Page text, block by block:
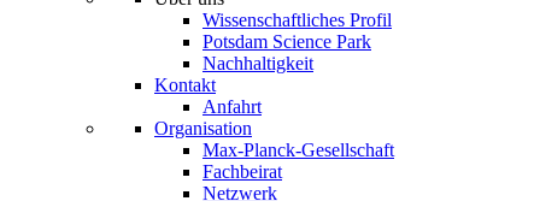
Wissenschaftliches Profil
Potsdam Science Park
Nachhaltigkeit
Kontakt
Anfahrt
Organisation
Max-Planck-Gesellschaft
Fachbeirat
Netzwerk